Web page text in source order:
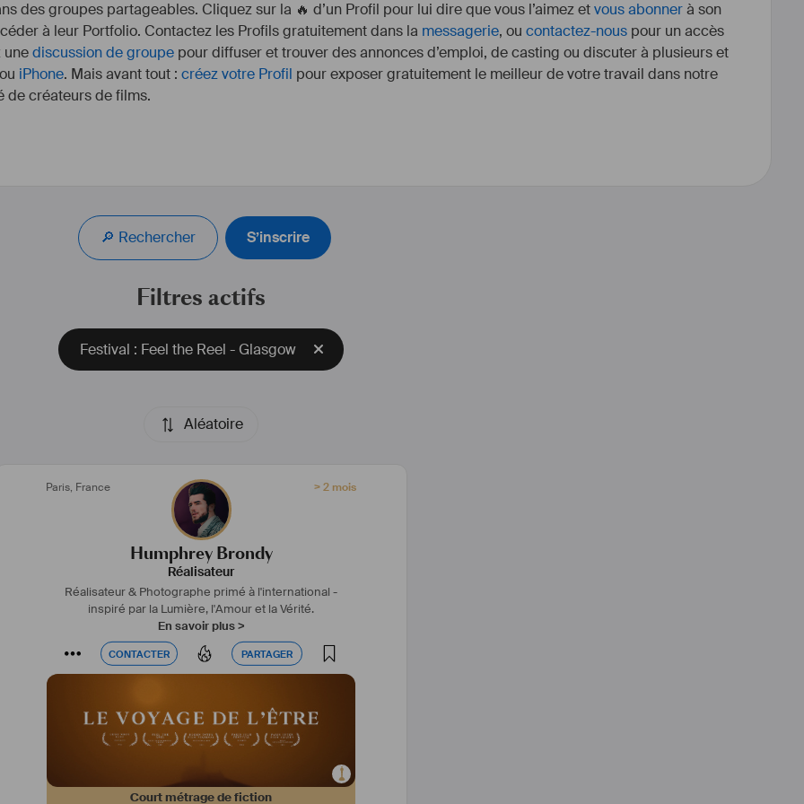
des groupes partageables. Cliquez sur la 🔥 d’un Profil pour lui dire que vous l’aimez etvous abonnerà son
à leur Portfolio. Contactez les Profils gratuitement dans la messagerie, ou contactez-nous pour un accès
unediscussion de groupe pour diffuser et trouver des annonces d’emploi, de casting ou discuter à plusieurs et
iPhone. Mais avant tout : créez votre Profil pour exposer gratuitement le meilleur de votre travail dans notre
de créateurs de films.
🔎 Rechercher S’inscrire
Filtres actifs
Festival : Feel the Reel - Glasgow
Aléatoire
Paris, France > 2 mois
Humphrey Brondy
Réalisateur
Réalisateur & Photographe primé à l'international -
inspiré par la Lumière, l'Amour et la Vérité.
En savoir plus >
Prix du Meilleur Court Métrage
(Feel the Reel Festival, Glasgow, 2021)
Prix pour la Meilleure Photographie
(Paris Inter Film Festival, Paris, 2021)
Finaliste du Meilleur Court Métrage
(Shot Shot Festival, Russia, 2021)
Nomination du Meilleur Court Métrage
Toutes mes créations cinématographiques sont
disponible sur:
brondyhumphrey.com
étalonnage #postproduction
#artdirector #directeurartistique#festival
#professionnel#projet #libre#réalisateur
CONTACTER PARTAGER
CONTACTER PARTAGER
Court métrage de fiction